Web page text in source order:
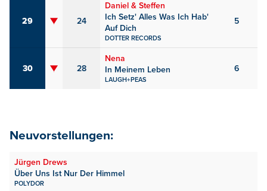
29 24
Daniel & Steffen
Ich Setz' Alles Was Ich Hab'
Auf Dich
DOTTER RECORDS
5
30 28
Nena
In Meinem Leben
LAUGH+PEAS
6
Neuvorstellungen:
Jürgen Drews
Über Uns Ist Nur Der Himmel
POLYDOR